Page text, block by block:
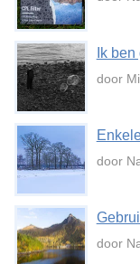
Ik
door
door
door